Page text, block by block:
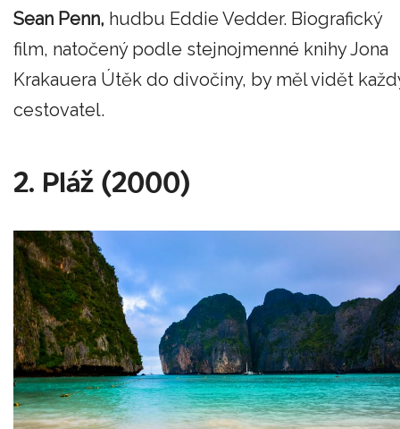
Sean Penn, hudbu Eddie Vedder. Biografický
film, natočený podle stejnojmenné knihy Jona
Krakauera Útěk do divočiny, by měl vidět
cestovatel.
2. Pláž (2000)